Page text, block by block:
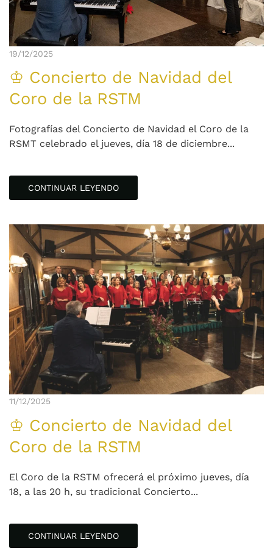
19/12/2025
♔ Concierto de Navidad del
Coro de la RSTM
Fotografías del Concierto de Navidad el Coro de la
RSMT celebrado el jueves, día 18 de diciembre...
CONTINUAR LEYENDO
11/12/2025
♔ Concierto de Navidad del
Coro de la RSTM
El Coro de la RSTM ofrecerá el próximo jueves, día
18, a las 20 h, su tradicional Concierto...
CONTINUAR LEYENDO